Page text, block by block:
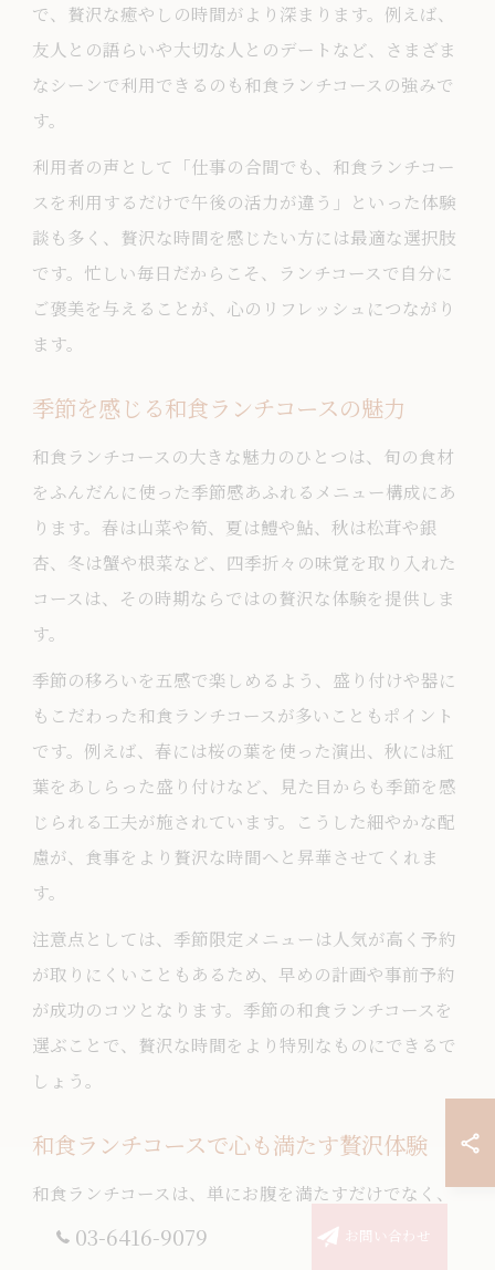
で、贅沢な癒やしの時間がより深まります。例えば、
友人との語らいや大切な人とのデートなど、さまざま
なシーンで利用できるのも和食ランチコースの強みで
す。
利用者の声として「仕事の合間でも、和食ランチコー
スを利用するだけで午後の活力が違う」といった体験
談も多く、贅沢な時間を感じたい方には最適な選択肢
です。忙しい毎日だからこそ、ランチコースで自分に
ご褒美を与えることが、心のリフレッシュにつながり
ます。
季節を感じる和食ランチコースの魅力
和食ランチコースの大きな魅力のひとつは、旬の食材
をふんだんに使った季節感あふれるメニュー構成にあ
ります。春は山菜や筍、夏は鱧や鮎、秋は松茸や銀
杏、冬は蟹や根菜など、四季折々の味覚を取り入れた
コースは、その時期ならではの贅沢な体験を提供しま
す。
季節の移ろいを五感で楽しめるよう、盛り付けや器に
もこだわった和食ランチコースが多いこともポイント
です。例えば、春には桜の葉を使った演出、秋には紅
葉をあしらった盛り付けなど、見た目からも季節を感
じられる工夫が施されています。こうした細やかな配
慮が、食事をより贅沢な時間へと昇華させてくれま
す。
注意点としては、季節限定メニューは人気が高く予約
が取りにくいこともあるため、早めの計画や事前予約
が成功のコツとなります。季節の和食ランチコースを
選ぶことで、贅沢な時間をより特別なものにできるで
しょう。
和食ランチコースで心も満たす贅沢体験
和食ランチコースは、単にお腹を満たすだけでなく、
心まで豊かにしてくれる贅沢な体験ができます。丁寧
03-6416-9079 お問い合わせ